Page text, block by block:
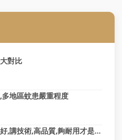
對比
地區蚊患嚴重程度
買蚊燈唔係貪平就好,講技術,高品質,夠耐用才是真的好用